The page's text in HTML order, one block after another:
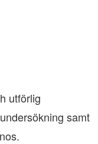
utförlig
samt